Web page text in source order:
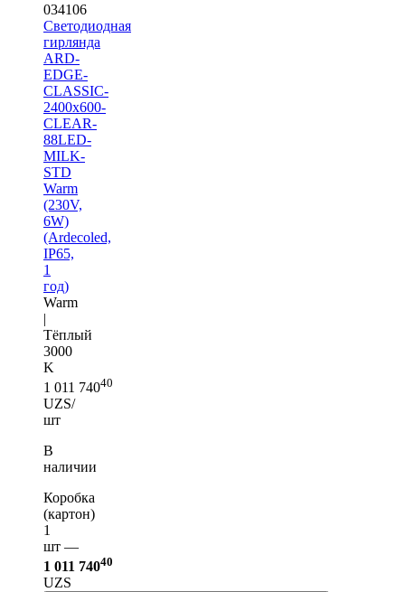
034106
Светодиодная
гирлянда
ARD-
EDGE-
CLASSIC-
2400x600-
CLEAR-
88LED-
MILK-
STD
Warm
(230V,
6W)
(Ardecoled,
IP65,
1
год)
Warm
|
Тёплый
3000
K
1 011 74040
UZS/
шт
В
наличии
Коробка
(картон)
1
шт —
1 011 74040
UZS